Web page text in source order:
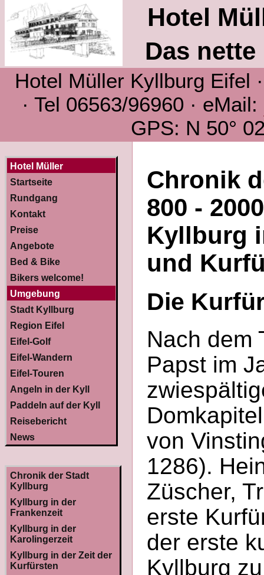
Hotel
Das
Hotel Müller Kyllburg Eifel
· Tel 06563/96960 · eMail:
GPS: N 50°
Hotel Müller
Startseite
Rundgang
Kontakt
Preise
Angebote
Bed & Bike
Bikers welcome!
Umgebung
Stadt Kyllburg
Region Eifel
Eifel-Golf
Eifel-Wandern
Eifel-Touren
Angeln in der Kyll
Paddeln auf der Kyll
Reisebericht
News
Chronik der Stadt
Kyllburg
Kyllburg in der
Frankenzeit
Kyllburg in der
Karolingerzeit
Kyllburg in der Zeit der
Kurfürsten
Chronik
800 - 2000
Kyllburg
und
Die
Nach dem
Papst im
von
1286).
Züscher,
erste
der erste
Kyllburg